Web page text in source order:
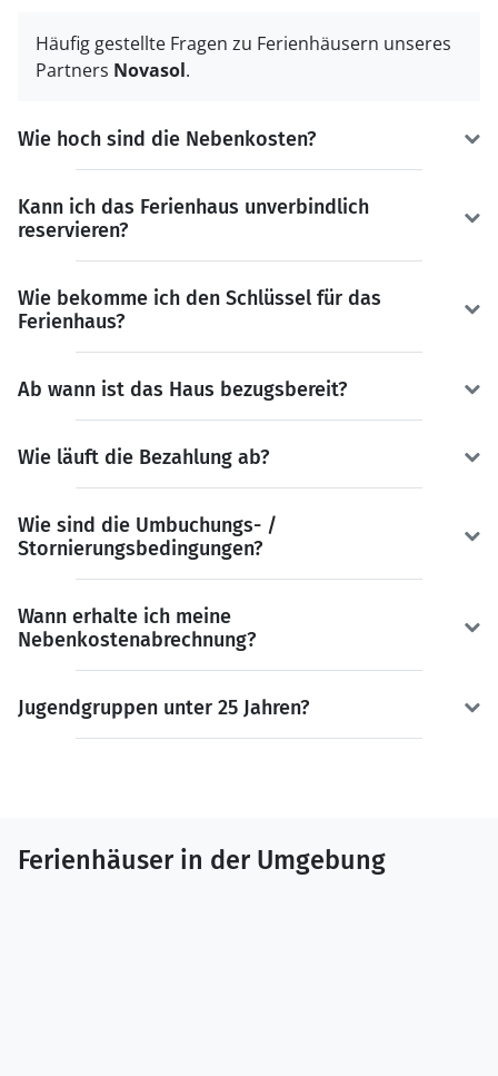
Häufig gestellte Fragen zu Ferienhäusern unseres
Partners Novasol.
Wie hoch sind die Nebenkosten?
Kann ich das Ferienhaus unverbindlich
reservieren?
Wie bekomme ich den Schlüssel für das
Ferienhaus?
Ab wann ist das Haus bezugsbereit?
Wie läuft die Bezahlung ab?
Wie sind die Umbuchungs- /
Stornierungsbedingungen?
Wann erhalte ich meine
Nebenkostenabrechnung?
Jugendgruppen unter 25 Jahren?
Ferienhäuser in der Umgebung